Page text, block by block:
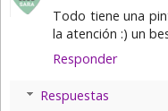
Todo tiene una
la atención :) un
Responder
Respuestas